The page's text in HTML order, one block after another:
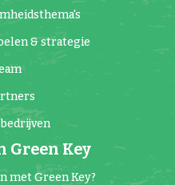
& strategie
Green Key
met Green Key?